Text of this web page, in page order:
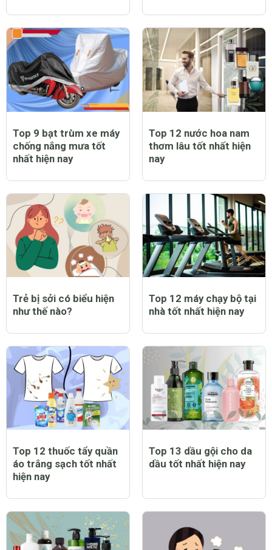
Top 9 bạt trùm xe máy
chống nắng mưa tốt
nhất hiện nay
Top 12 nước hoa nam
thơm lâu tốt nhất hiện
nay
Trẻ bị sởi có biểu hiện
như thế nào?
Top 12 máy chạy bộ tại
nhà tốt nhất hiện nay
Top 12 thuốc tẩy quần
áo trắng sạch tốt nhất
hiện nay
Top 13 dầu gội cho da
dầu tốt nhất hiện nay